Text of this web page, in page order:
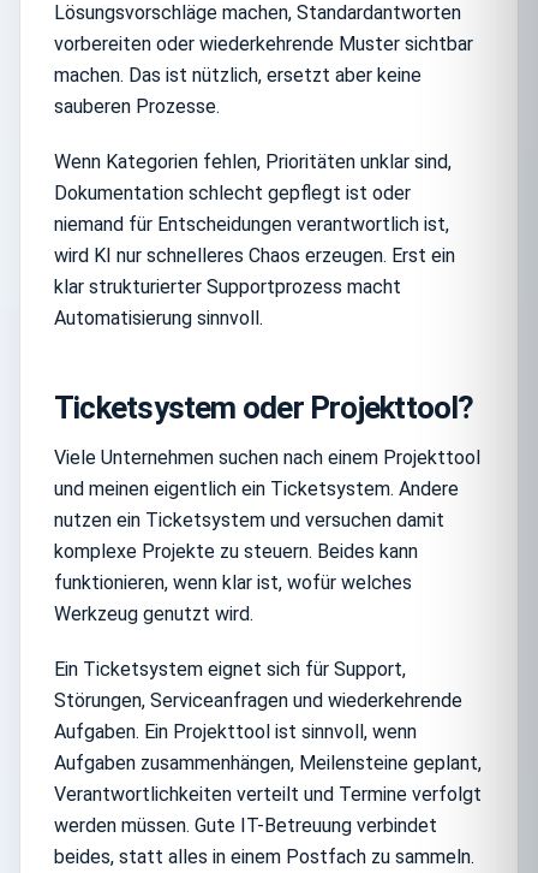
Lösungsvorschläge machen, Standardantworten
vorbereiten oder wiederkehrende Muster sichtbar
machen. Das ist nützlich, ersetzt aber keine
sauberen Prozesse.
Wenn Kategorien fehlen, Prioritäten unklar sind,
Dokumentation schlecht gepflegt ist oder
niemand für Entscheidungen verantwortlich ist,
wird KI nur schnelleres Chaos erzeugen. Erst ein
klar strukturierter Supportprozess macht
Automatisierung sinnvoll.
Ticketsystem oder Projekttool?
Viele Unternehmen suchen nach einem Projekttool
und meinen eigentlich ein Ticketsystem. Andere
nutzen ein Ticketsystem und versuchen damit
komplexe Projekte zu steuern. Beides kann
funktionieren, wenn klar ist, wofür welches
Werkzeug genutzt wird.
Ein Ticketsystem eignet sich für Support,
Störungen, Serviceanfragen und wiederkehrende
Aufgaben. Ein Projekttool ist sinnvoll, wenn
Aufgaben zusammenhängen, Meilensteine geplant,
Verantwortlichkeiten verteilt und Termine verfolgt
werden müssen. Gute IT-Betreuung verbindet
beides, statt alles in einem Postfach zu sammeln.